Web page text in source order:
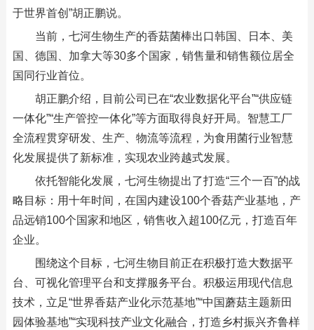
于世界首创”胡正鹏说。
当前，七河生物生产的香菇菌棒出口韩国、日本、美
国、德国、加拿大等30多个国家，销售量和销售额位居全
国同行业首位。
胡正鹏介绍，目前公司已在“农业数据化平台”“供应链
一体化”“生产管控一体化”等方面取得良好开局。智慧工厂
全流程贯穿研发、生产、物流等流程，为食用菌行业智慧
化发展提供了新标准，实现农业跨越式发展。
依托智能化发展，七河生物提出了打造“三个一百”的战
略目标：用十年时间，在国内建设100个香菇产业基地，产
品远销100个国家和地区，销售收入超100亿元，打造百年
企业。
围绕这个目标，七河生物目前正在积极打造大数据平
台、可视化管理平台和支撑服务平台。积极运用现代信息
技术，立足“世界香菇产业化示范基地”“中国蘑菇主题新田
园体验基地”“实现科技产业文化融合，打造乡村振兴齐鲁样